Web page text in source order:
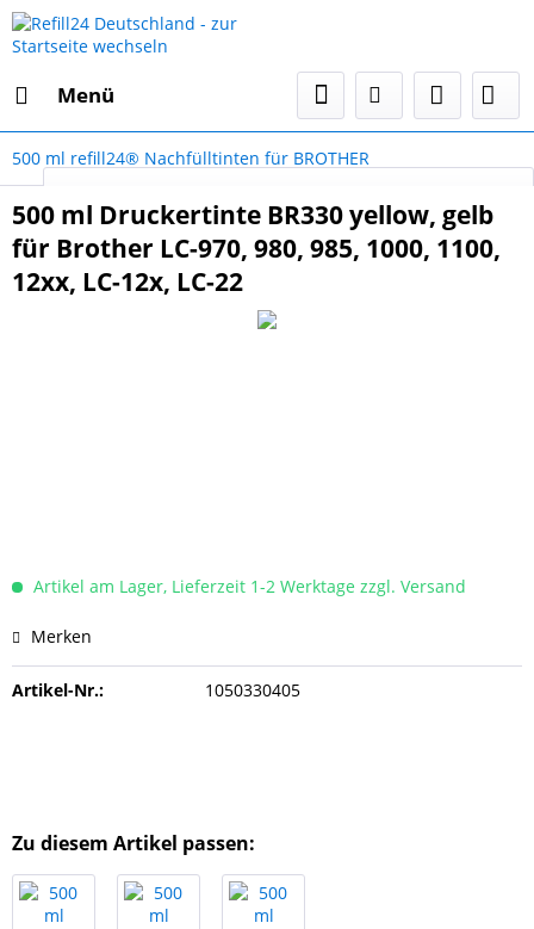
Menü
500 ml refill24® Nachfülltinten für BROTHER
500 ml Druckertinte BR330 yellow, gelb
für Brother LC-970, 980, 985, 1000, 1100,
12xx, LC-12x, LC-22
Artikel am Lager, Lieferzeit 1-2 Werktage zzgl. Versand
Merken
Artikel-Nr.: 1050330405
Zu diesem Artikel passen: